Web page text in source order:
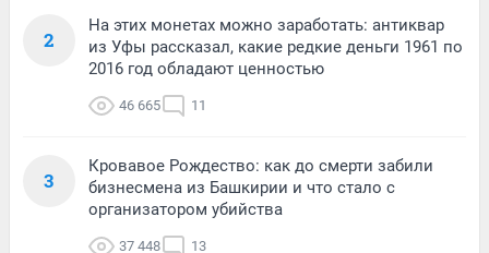
2
На этих монетах можно заработать: антиквар
из Уфы рассказал, какие редкие деньги 1961 по
2016 год обладают ценностью
46 665 11
3
Кровавое Рождество: как до смерти забили
бизнесмена из Башкирии и что стало с
организатором убийства
37 448 13